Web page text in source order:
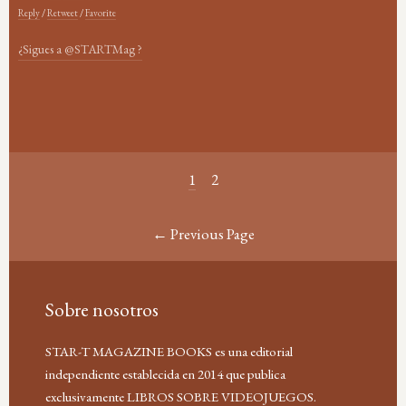
Reply/Retweet/Favorite
¿Sigues a @STARTMag ?
1 2
← Previous Page
Sobre nosotros
STAR-T MAGAZINE BOOKS es una editorial
independiente establecida en 2014 que publica
exclusivamente LIBROS SOBRE VIDEOJUEGOS.